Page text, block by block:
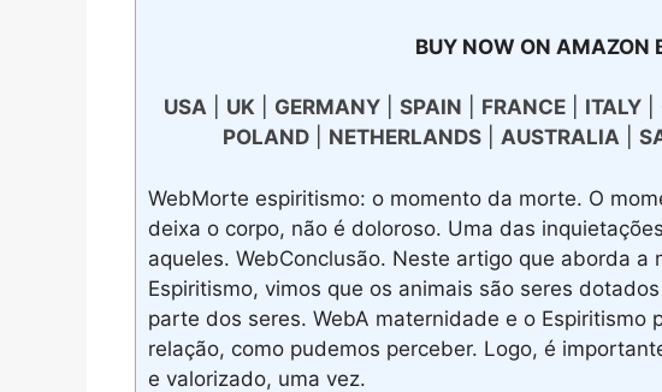
BUY NOW ON AMAZON
USA| UK| GERMANY| SPAIN FRANCE| ITALY|
POLAND| NETHERLANDS| AUSTRALIA|
WebMorte espiritismo: o momento da morte. O
deixa o corpo, não é doloroso. Uma das
aqueles. WebConclusão. Neste artigo que aborda
Espiritismo, vimos que os animais são seres
parte dos seres. WebA maternidade e o Espiritismo
relação, como pudemos perceber. Logo, é
e valorizado, uma vez.